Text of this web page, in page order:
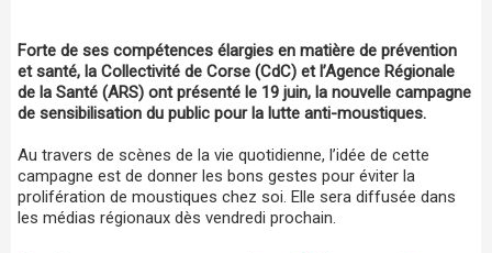
Forte de ses compétences élargies en matière de prévention
et santé, la Collectivité de Corse (CdC) et l’Agence Régionale
de la Santé (ARS) ont présenté le 19 juin, la nouvelle campagne
de sensibilisation du public pour la lutte anti-moustiques.
Au travers de scènes de la vie quotidienne, l’idée de cette
campagne est de donner les bons gestes pour éviter la
prolifération de moustiques chez soi. Elle sera diffusée dans
les médias régionaux dès vendredi prochain.